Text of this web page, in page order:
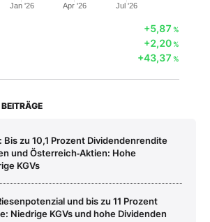
Jan '26 Apr '26 Jul '26
+5,87 %
+2,20%
+43,37 %
Bis zu 10,1 Prozent Dividendenrendite
und Österreich‑Aktien: Hohe
KGVs
und bis zu 11 Prozent
Niedrige KGVs und hohe Dividenden